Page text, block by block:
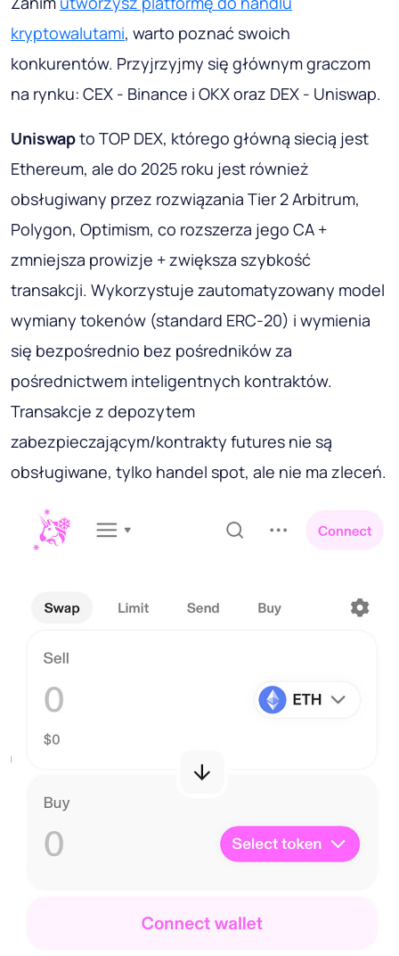
kryptowalutami, warto poznać swoich
konkurentów. Przyjrzyjmy się głównym graczom
na rynku: CEX - Binance i OKX oraz DEX - Uniswap.
Uniswapto TOP DEX, którego główną siecią jest
Ethereum, ale do 2025 roku jest również
obsługiwany przez rozwiązania Tier 2 Arbitrum,
Polygon, Optimism, co rozszerza jego CA +
zmniejsza prowizje + zwiększa szybkość
transakcji. Wykorzystuje zautomatyzowany model
wymiany tokenów (standard ERC-20) i wymienia
się bezpośrednio bez pośredników za
pośrednictwem inteligentnych kontraktów.
Transakcje z depozytem
zabezpieczającym/kontrakty futures nie są
obsługiwane, tylko handel spot, ale nie ma zleceń.